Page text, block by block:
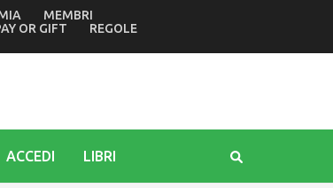
Dallagnese: i premi confermano il
MEMBRI
OR GIFT
REGOLE
ACCEDI LIBRI